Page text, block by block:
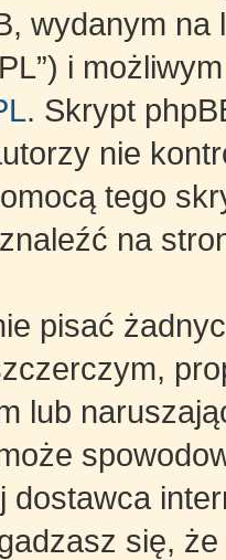
wydanym na
i
. Skrypt
nie
tego
na
pisać
lub
dostawca
się,